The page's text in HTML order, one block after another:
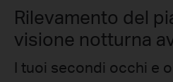
Rilevamento del
visione notturna
I tuoi secondi occhi e